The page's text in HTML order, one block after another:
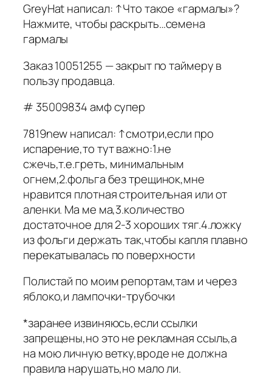
GreyHat написал: ↑Что такое «гармалы»?
Нажмите, чтобы раскрыть…семена
гармалы
Заказ 10051255 — закрыт по таймеру в
пользу продавца.
# 35009834 амф супер
7819new написал: ↑смотри,если про
испарение,то тут важно:1.не
сжечь,т.е.греть, минимальным
огнем,2.фольга без трещинок,мне
нравится плотная строительная или от
аленки. Ма ме ма,3.количество
достаточное для 2-3 хороших тяг.4.ложку
из фольги держать так,чтобы капля плавно
перекатывалась по поверхности
Полистай по моим репортам,там и через
яблоко,и лампочки-трубочки
*заранее извиняюсь,если ссылки
запрещены,но это не рекламная ссыль,а
на мою личную ветку,вроде не должна
правила нарушать,но мало ли.